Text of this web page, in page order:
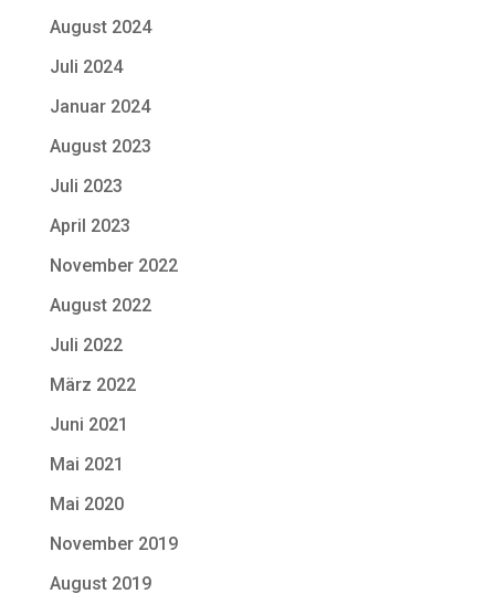
August 2024
Juli 2024
Januar 2024
August 2023
Juli 2023
April 2023
November 2022
August 2022
Juli 2022
März 2022
Juni 2021
Mai 2021
Mai 2020
November 2019
August 2019